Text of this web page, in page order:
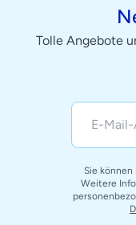
Tolle Angebote
Sie können
Weitere